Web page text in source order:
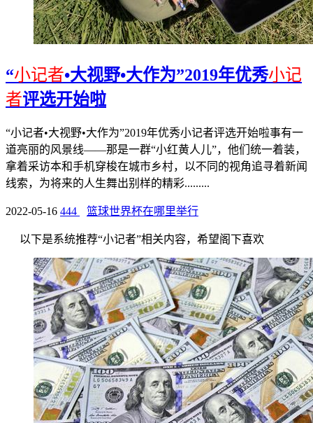
“小记者•大视野•大作为”2019年优秀小记
者评选开始啦
“小记者•大视野•大作为”2019年优秀小记者评选开始啦事有一
道亮丽的风景线——那是一群“小红黄人儿”，他们统一着装，
拿着采访本和手机穿梭在城市乡村，以不同的视角追寻着新闻
线索，为将来的人生舞出别样的精彩.........
2022-05-16 444 篮球世界杯在哪里举行
以下是系统推荐“小记者”相关内容，希望阁下喜欢